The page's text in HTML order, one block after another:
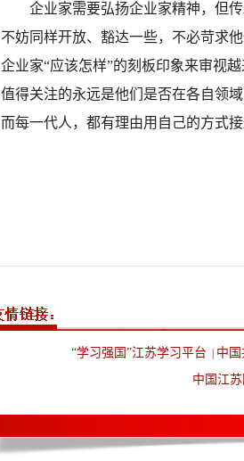
企业家需要弘扬企业家精神，但
不妨同样开放、豁达一些，不必苛求
企业家“应该怎样”的刻板印象来审视
值得关注的永远是他们是否在各自领
而每一代人，都有理由用自己的方式接
“学习强国”江苏学习平台 中国
中国江苏